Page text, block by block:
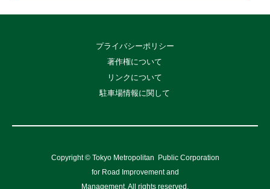
プライバシーポリシー
著作権について
リンクについて
駐車場情報に関して
Copyright © Tokyo Metropolitan
Public Corporation
for Road Improvement and
Management, All rights reserved.